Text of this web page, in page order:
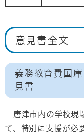
意見書全文
義務教育費国
見書
唐津市内の学校現
て、特別に支援が必